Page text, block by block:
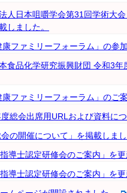
法人日本咀嚼学会第31回学術
しました。
康ファミリーフォーラム」の参
食品化学研究振興財団 令和3
康ファミリーフォーラム」のご
度総会出席用URLおよび資料に
会の開催について」を掲載しま
指導士認定研修会のご案内」を
指導士認定研修会のご案内」を